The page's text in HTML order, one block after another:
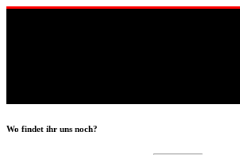
Wo findet ihr uns noch?